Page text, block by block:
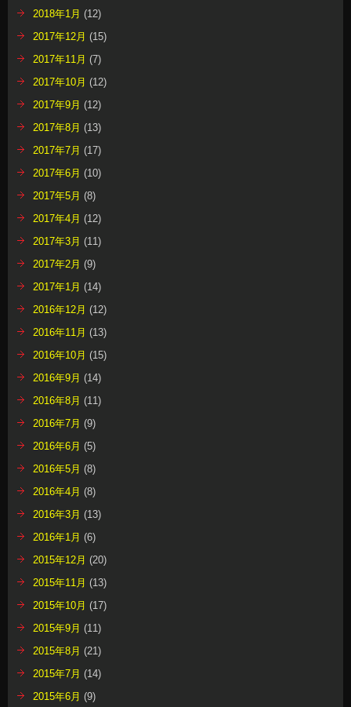
2018年1月 (12)
2017年12月 (15)
2017年11月 (7)
2017年10月 (12)
2017年9月 (12)
2017年8月 (13)
2017年7月 (17)
2017年6月 (10)
2017年5月 (8)
2017年4月 (12)
2017年3月 (11)
2017年2月 (9)
2017年1月 (14)
2016年12月 (12)
2016年11月 (13)
2016年10月 (15)
2016年9月 (14)
2016年8月 (11)
2016年7月 (9)
2016年6月 (5)
2016年5月 (8)
2016年4月 (8)
2016年3月 (13)
2016年1月 (6)
2015年12月 (20)
2015年11月 (13)
2015年10月 (17)
2015年9月 (11)
2015年8月 (21)
2015年7月 (14)
2015年6月 (9)